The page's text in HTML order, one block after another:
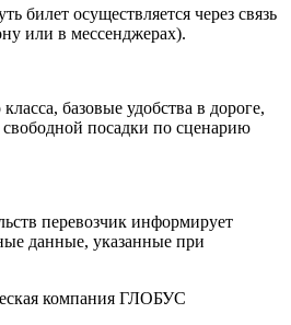
билет осуществляется через связь
или в мессенджерах).
базовые удобства в дороге,
посадки по сценарию
перевозчик информирует
данные, указанные при